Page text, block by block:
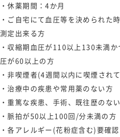
・休薬期間：4か月
・ご自宅にて血圧等を決められた
測定出来る方
・収縮期血圧が110以上130未満か
圧が60以上の方
・非喫煙者(4週間以内に喫煙され
・治療中の疾患や常用薬のない方
・重篤な疾患、手術、既往歴のな
・脈拍が50以上100回/分未満の方
・各アレルギー(花粉症含む)要確認